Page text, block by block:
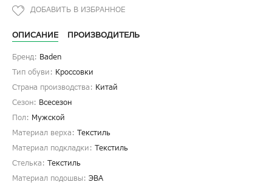
ОПИСАНИЕ ПРОИЗВОДИТЕЛЬ
Бренд: Baden
Тип обуви: Кроссовки
Страна производства: Китай
Сезон: Всесезон
Пол: Мужской
Материал верха: Текстиль
Материал подкладки: Текстиль
Стелька: Текстиль
Материал подошвы: ЭВА